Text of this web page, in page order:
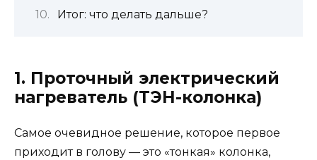
Итог: что делать дальше?
1. Проточный электрический
нагреватель (ТЭН-колонка)
Самое очевидное решение, которое первое
приходит в голову — это «тонкая» колонка,